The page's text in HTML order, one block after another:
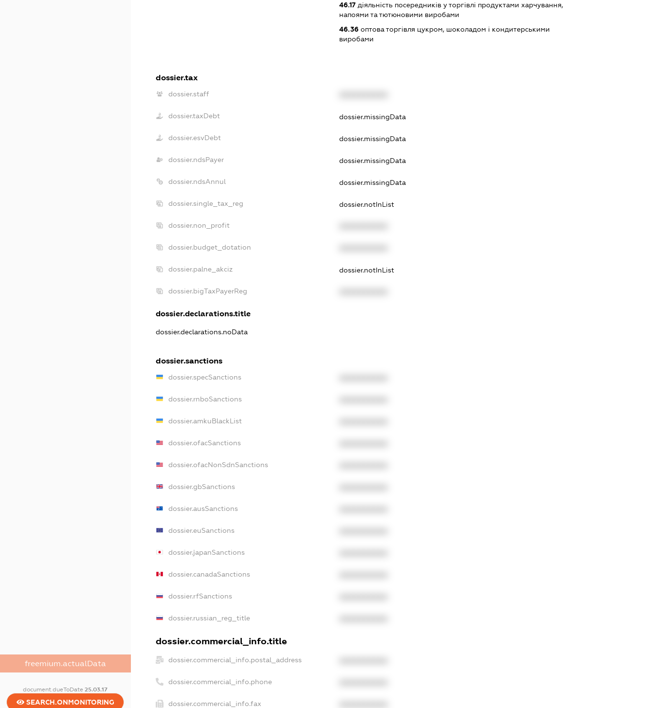
freemium.actualData
document.dueToDate25.03.17
SEARCH.ONMONITORING
46.17 діяльність посередників у торгівлі продуктами харчування,
напоями та тютюновими виробами
46.36 оптова торгівля цукром, шоколадом і кондитерськими
виробами
dossier.tax
dossier.staff
dossier.taxDebt dossier.missingData
dossier.esvDebt dossier.missingData
dossier.ndsPayer dossier.missingData
dossier.ndsAnnul dossier.missingData
dossier.single_tax_reg dossier.notInList
dossier.non_profit
dossier.budget_dotation
dossier.palne_akciz dossier.notInList
dossier.bigTaxPayerReg
dossier.declarations.title
dossier.declarations.noData
dossier.sanctions
dossier.specSanctions
dossier.rnboSanctions
dossier.amkuBlackList
dossier.ofacSanctions
dossier.ofacNonSdnSanctions
dossier.gbSanctions
dossier.ausSanctions
dossier.euSanctions
dossier.japanSanctions
dossier.canadaSanctions
dossier.rfSanctions
dossier.russian_reg_title
dossier.commercial_info.title
dossier.commercial_info.postal_address
dossier.commercial_info.phone
dossier.commercial_info.fax